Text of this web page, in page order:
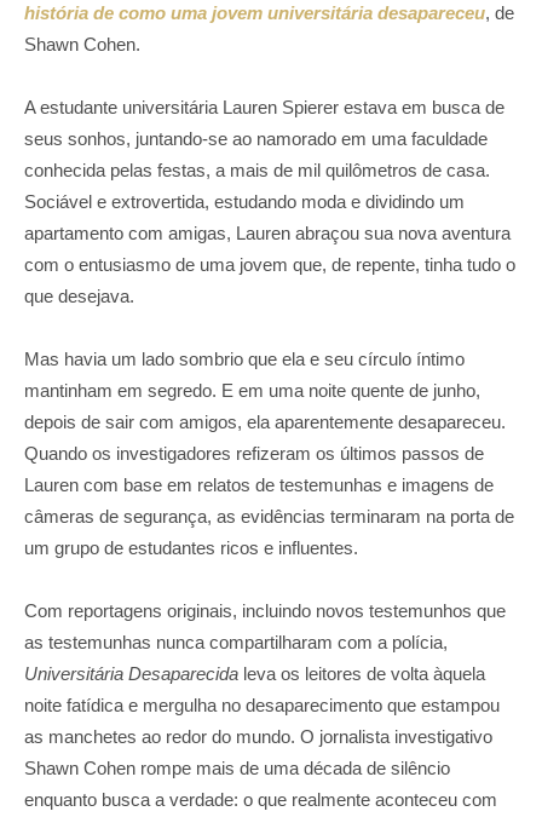
história de como uma jovem universitária desapareceu, de
Shawn Cohen.
A estudante universitária Lauren Spierer estava em busca de
seus sonhos, juntando-se ao namorado em uma faculdade
conhecida pelas festas, a mais de mil quilômetros de casa.
Sociável e extrovertida, estudando moda e dividindo um
apartamento com amigas, Lauren abraçou sua nova aventura
com o entusiasmo de uma jovem que, de repente, tinha tudo o
que desejava.
Mas havia um lado sombrio que ela e seu círculo íntimo
mantinham em segredo. E em uma noite quente de junho,
depois de sair com amigos, ela aparentemente desapareceu.
Quando os investigadores refizeram os últimos passos de
Lauren com base em relatos de testemunhas e imagens de
câmeras de segurança, as evidências terminaram na porta de
um grupo de estudantes ricos e influentes.
Com reportagens originais, incluindo novos testemunhos que
as testemunhas nunca compartilharam com a polícia,
Universitária Desaparecida leva os leitores de volta àquela
noite fatídica e mergulha no desaparecimento que estampou
as manchetes ao redor do mundo. O jornalista investigativo
Shawn Cohen rompe mais de uma década de silêncio
enquanto busca a verdade: o que realmente aconteceu com